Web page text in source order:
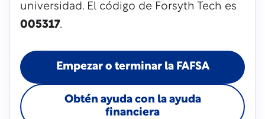
universidad. El código de Forsyth Tech es
005317.
Empezar o terminar la FAFSA
Obtén ayuda con la ayuda
financiera